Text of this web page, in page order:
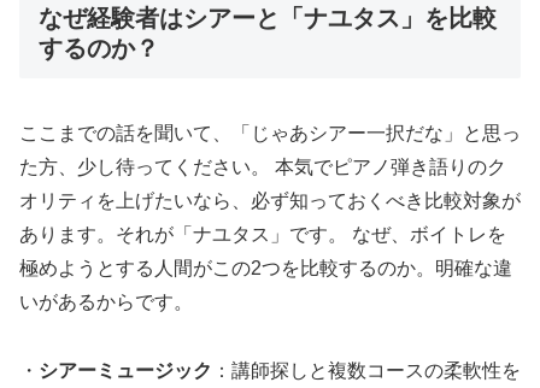
なぜ経験者はシアーと「ナユタス」を比較
するのか？
ここまでの話を聞いて、「じゃあシアー一択だな」と思っ
た方、少し待ってください。 本気でピアノ弾き語りのク
オリティを上げたいなら、必ず知っておくべき比較対象が
あります。それが「ナユタス」です。 なぜ、ボイトレを
極めようとする人間がこの2つを比較するのか。明確な違
いがあるからです。
・ シアーミュージック ：講師探しと複数コースの柔軟性を